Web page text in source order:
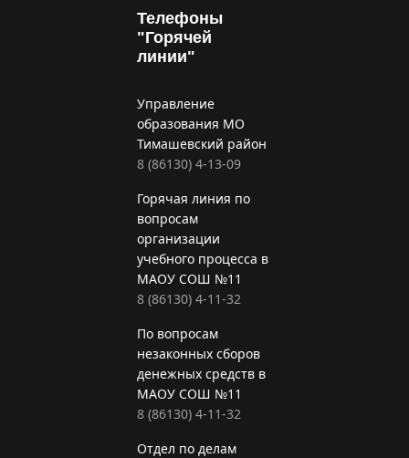
Телефоны
"Горячей
линии"
Управление
образования МО
Тимашевский район
8 (86130) 4-13-09
Горячая линия по
вопросам
организации
учебного процесса в
МАОУ СОШ №11
8 (86130) 4-11-32
По вопросам
незаконных сборов
денежных средств в
МАОУ СОШ №11
8 (86130) 4-11-32
Отдел по делам